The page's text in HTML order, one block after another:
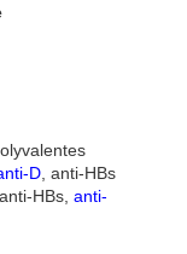
D , anti-HBs
HBs, anti-